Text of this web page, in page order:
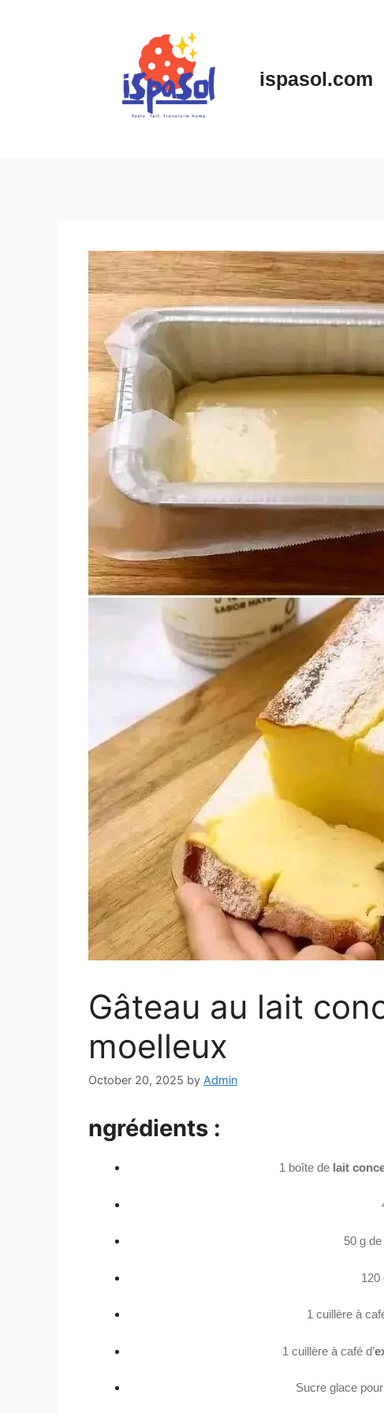
ispasol.com
Gâteau au lait
moelleux
October 20, 2025 by Admin
ngrédients :
1 boîte de lait
50 g de
120
1 cuillère à
1 cuillère à café d’
Sucre glace